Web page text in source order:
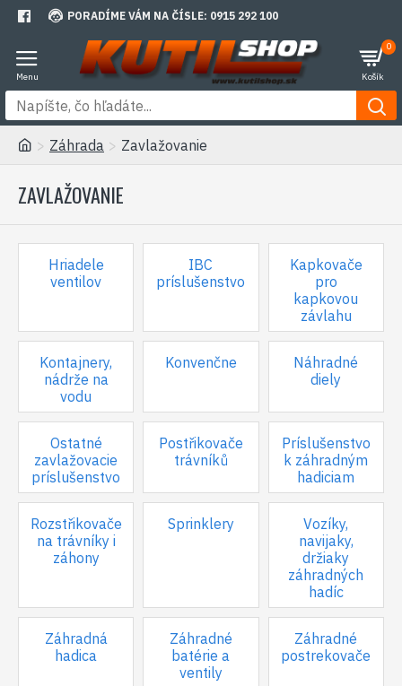
PORADÍME VÁM NA ČÍSLE: 0915 292 100
0
Záhrada Zavlažovanie
ZAVLAŽOVANIE
Hriadele
ventilov
IBC
príslušenstvo
Kapkovače
pro
kapkovou
závlahu
Kontajnery,
nádrže na
vodu
Konvenčne
Náhradné
diely
Ostatné
zavlažovacie
príslušenstvo
Postřikovače
trávníků
Príslušenstvo
k záhradným
hadiciam
Rozstřikovače
na trávníky i
záhony
Sprinklery
Vozíky,
navijaky,
držiaky
záhradných
hadíc
Záhradná
hadica
Záhradné
batérie a
ventily
Záhradné
postrekovače